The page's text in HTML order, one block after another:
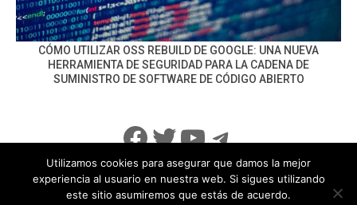
CÓMO UTILIZAR OSS REBUILD DE GOOGLE: UNA NUEVA
HERRAMIENTA DE SEGURIDAD PARA LA CADENA DE
SUMINISTRO DE SOFTWARE DE CÓDIGO ABIERTO
Facebook
Twitter
YouTube
Telegram
info@noticiasseguridad.com Política de Privacidad
Utilizamos cookies para asegurar que damos la mejor
experiencia al usuario en nuestra web. Si sigues utilizando
este sitio asumiremos que estás de acuerdo.